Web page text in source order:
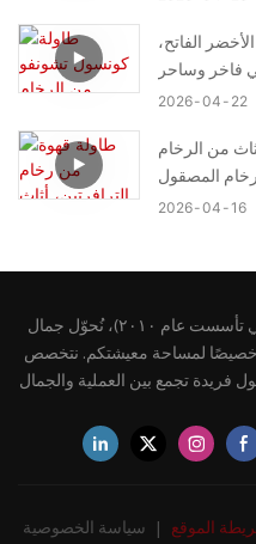
الفاتح،
فاخر وساحر
2026 04 22
من الرخام
المصقول
2026 04 16
في شركة جيانغمن تشونفو للأثاث (التي تأسست عام ٢٠١٠)، نُحوّل جمال
خصيصًا لمساحة معيشتكم. نتخصص
الموقع سياسة الخصوصية